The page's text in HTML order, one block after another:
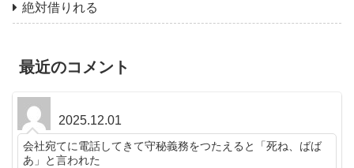
絶対借りれる
最近のコメント
2025.12.01
会社宛てに電話してきて守秘義務をつたえると「死ね、ばば
あ」と言われた